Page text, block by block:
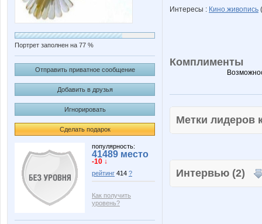
Портрет заполнен на 77 %
Отправить приватное сообщение
Добавить в друзья
Игнорировать
Сделать подарок
популярность:
41489 место
-10 ↓
рейтинг 414 ?
Как получить
уровень?
Интересы : Кино.живопись
Комплименты
Метки
Интервью (2)